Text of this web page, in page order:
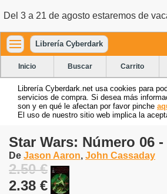
Del 3 a 21 de agosto estaremos de
Librería Cyberdark
Inicio Buscar Carrito
Librería Cyberdark.net usa cookies para
servicios de compra. Si desea más
son y en qué le afectan por favor pinche
El uso de nuestro sitio web implica la
Star Wars: Número 06
De Jason Aaron, John Cassaday
2.50 €
2.38 €